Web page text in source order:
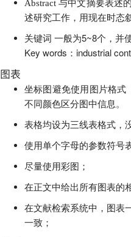
Abstract
述研究工作，用现在时态
关键词 一般为5~8个，并
Key words：industrial
图表
坐标图避免使用图片格式
不同颜色区分图中信息。
表格均设为三线表格式，
使用单个字母的参数符号
尽量使用彩图；
在正文中给出所有图表的
在文献检索系统中，图表
一致；